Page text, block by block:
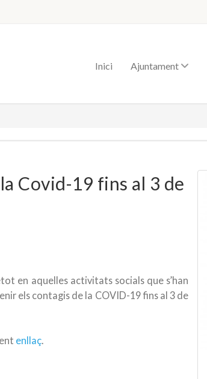
Inici Ajuntament
Covid-19 fins al 3 de
en aquelles activitats socials que s’han
els contagis de la COVID-19 fins al 3 de
enllaç.